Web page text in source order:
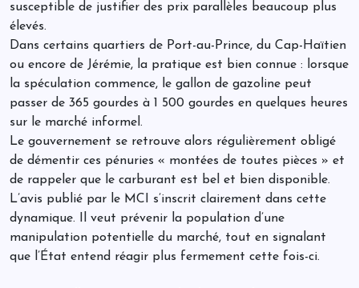
susceptible de justifier des prix parallèles beaucoup plus
élevés.
Dans certains quartiers de Port-au-Prince, du Cap-Haïtien
ou encore de Jérémie, la pratique est bien connue : lorsque
la spéculation commence, le gallon de gazoline peut
passer de 365 gourdes à 1 500 gourdes en quelques heures
sur le marché informel.
Le gouvernement se retrouve alors régulièrement obligé
de démentir ces pénuries « montées de toutes pièces » et
de rappeler que le carburant est bel et bien disponible.
L’avis publié par le MCI s’inscrit clairement dans cette
dynamique. Il veut prévenir la population d’une
manipulation potentielle du marché, tout en signalant
que l’État entend réagir plus fermement cette fois-ci.